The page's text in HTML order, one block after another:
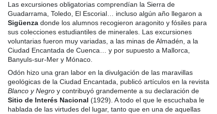
Las excursiones obligatorias comprendían la Sierra de
Guadarrama, Toledo, El Escorial… incluso algún año llegaron a
Sigüenza donde los alumnos recogieron aragonito y fósiles para
sus colecciones estudiantiles de minerales. Las excursiones
voluntarias fueron muy variadas, a las minas de Almadén, a la
Ciudad Encantada de Cuenca… y por supuesto a Mallorca,
Banyuls-sur-Mer y Mónaco.
Odón hizo una gran labor en la divulgación de las maravillas
geológicas de la Ciudad Encantada, publicó artículos en la revista
Blanco y Negro y contribuyó grandemente a su declaración de
Sitio de Interés Nacional (1929). A todo el que le escuchaba le
hablada de las virtudes del lugar, tanto que en una de aquellas